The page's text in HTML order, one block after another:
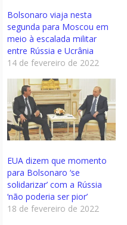
Bolsonaro viaja nesta
segunda para Moscou em
meio à escalada militar
entre Rússia e Ucrânia
14 de fevereiro de 2022
EUA dizem que momento
para Bolsonaro ‘se
solidarizar’ com a Rússia
‘não poderia ser pior’
18 de fevereiro de 2022